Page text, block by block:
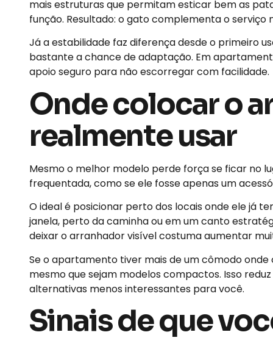
mais estruturas que permitam esticar bem as
função. Resultado: o gato complementa o serviço
Já a estabilidade faz diferença desde o primeiro
bastante a chance de adaptação. Em
apoio seguro para não escorregar com facilidade.
Onde colocar o
realmente usar
Mesmo o melhor modelo perde força se ficar no
frequentada, como se ele fosse apenas um
O ideal é posicionar perto dos locais onde ele já
janela, perto da caminha ou em um canto
deixar o arranhador visível costuma aumentar
Se o apartamento tiver mais de um cômodo
mesmo que sejam modelos compactos. Isso
alternativas menos interessantes para você.
Sinais de que